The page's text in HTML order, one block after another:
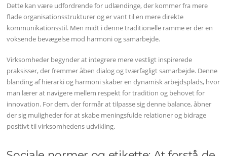
Dette kan være udfordrende for udlændinge, der kommer fra mere
flade organisationsstrukturer og er vant til en mere direkte
kommunikationsstil. Men midt i denne traditionelle ramme er der en
voksende bevægelse mod harmoni og samarbejde.
Virksomheder begynder at integrere mere vestligt inspirerede
praksisser, der fremmer åben dialog og tværfagligt samarbejde. Denne
blanding af hierarki og harmoni skaber en dynamisk arbejdsplads, hvor
man lærer at navigere mellem respekt for tradition og behovet for
innovation. For dem, der formår at tilpasse sig denne balance, åbner
der sig muligheder for at skabe meningsfulde relationer og bidrage
positivt til virksomhedens udvikling.